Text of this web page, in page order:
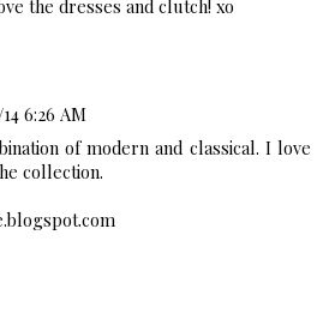
the dresses and clutch! xo
6:26 AM
of modern and classical. I love
collection.